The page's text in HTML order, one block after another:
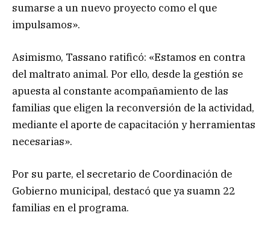
sumarse a un nuevo proyecto como el que
impulsamos».
Asimismo, Tassano ratificó: «Estamos en contra
del maltrato animal. Por ello, desde la gestión se
apuesta al constante acompañamiento de las
familias que eligen la reconversión de la actividad,
mediante el aporte de capacitación y herramientas
necesarias».
Por su parte, el secretario de Coordinación de
Gobierno municipal, destacó que ya suamn 22
familias en el programa.